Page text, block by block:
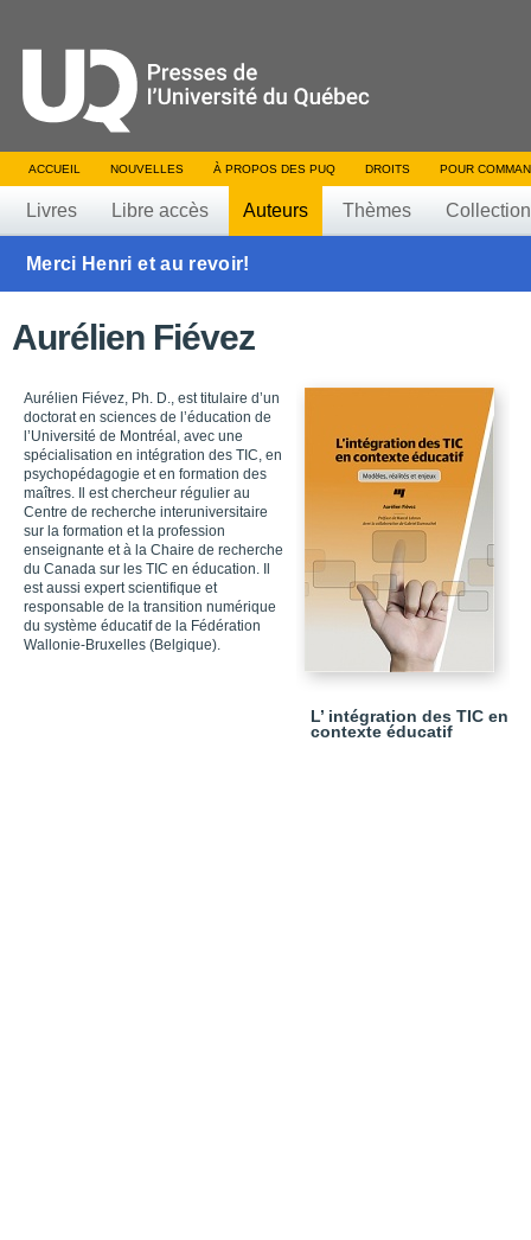
ACCUEIL NOUVELLES À PROPOS DES PUQ DROITS POUR
Livres Libre accès Auteurs Thèmes
Merci Henri et au revoir!
Aurélien Fiévez
Aurélien Fiévez, Ph. D., est titulaire d’un
doctorat en sciences de l’éducation de
l’Université de Montréal, avec une
spécialisation en intégration des TIC, en
psychopédagogie et en formation des
maîtres. Il est chercheur régulier au
Centre de recherche interuniversitaire
sur la formation et la profession
enseignante et à la Chaire de recherche
du Canada sur les TIC en éducation. Il
est aussi expert scientifique et
responsable de la transition numérique
du système éducatif de la Fédération
Wallonie-Bruxelles (Belgique).
L’ intégration des TIC en
contexte éducatif